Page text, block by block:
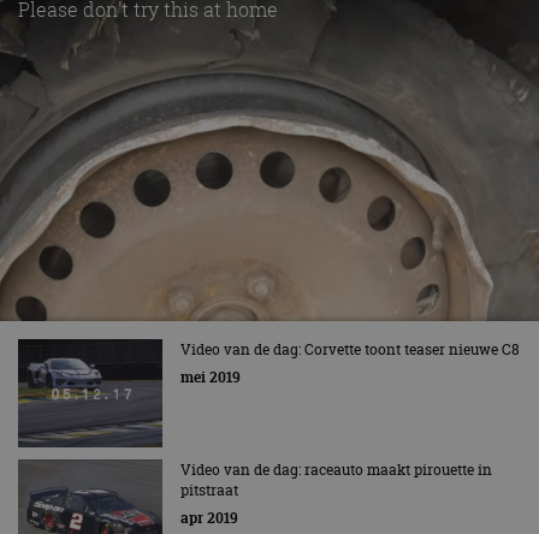
Please don't try this at home
Video van de dag: Corvette toont teaser nieuwe C8
mei 2019
Video van de dag: raceauto maakt pirouette in
pitstraat
apr 2019